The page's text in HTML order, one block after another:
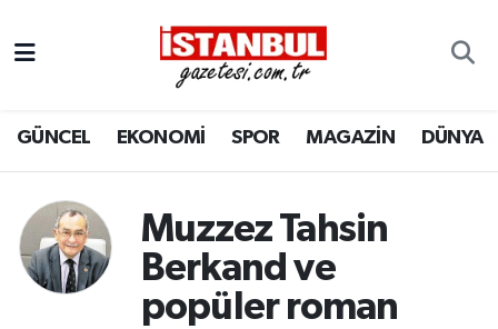
GÜNCEL EKONOMİ SPOR MAGAZİN DÜNYA
Muzzez Tahsin
Berkand ve
popüler roman
EKONOMİ
İSTANBUL
DÜNYA
Nöbetçi Eczaneler
Hava Durumu
Trafik Durumu
Süper Lig Puan Durumu ve Fikstür
Tüm Manşetler